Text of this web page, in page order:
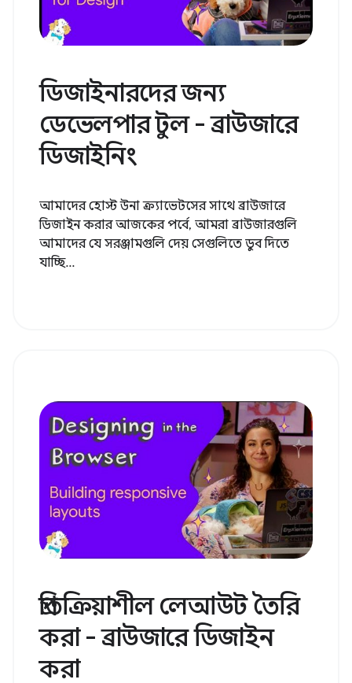
ডিজাইনারদের জন্য
ডেভেলপার টুল - ব্রাউজারে
ডিজাইনিং
আমাদের হোস্ট উনা ক্র্যাভেটসের সাথে ব্রাউজারে
ডিজাইন করার আজকের পর্বে, আমরা ব্রাউজারগুলি
আমাদের যে সরঞ্জামগুলি দেয় সেগুলিতে ডুব দিতে
যাচ্ছি...
প্রতিক্রিয়াশীল লেআউট তৈরি
করা - ব্রাউজারে ডিজাইন
করা